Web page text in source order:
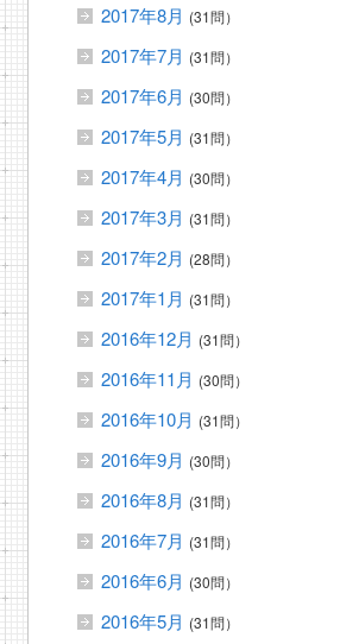
2017年8月 (31問）
2017年7月 (31問）
2017年6月 (30問）
2017年5月 (31問）
2017年4月 (30問）
2017年3月 (31問）
2017年2月 (28問）
2017年1月 (31問）
2016年12月 (31問）
2016年11月 (30問）
2016年10月 (31問）
2016年9月 (30問）
2016年8月 (31問）
2016年7月 (31問）
2016年6月 (30問）
2016年5月 (31問）